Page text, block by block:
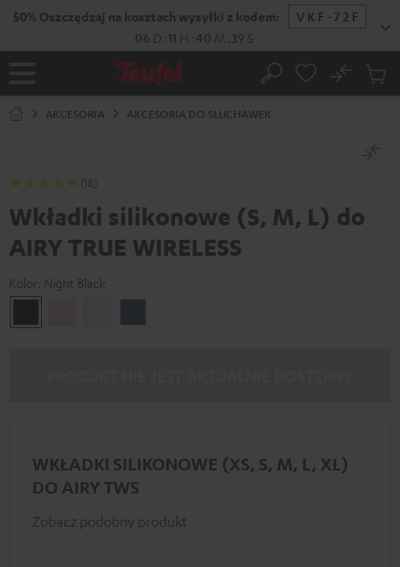
DO
50% Oszczędzaj na kosztach wysyłki z kodem:
VKF-72F
06 D 11 H 40 M 38 S
Strona
Szukaj
No
AKCESORIA AKCESORIA DO SŁUCHAWEK
(18)
Wkładki silikonowe (S, M, L) do
AIRY TRUE WIRELESS
Kolor: Night Black
Black
White
WKŁADKI SILIKONOWE (XS, S, M, L, XL)
DO AIRY TWS
Zobacz podobny produkt